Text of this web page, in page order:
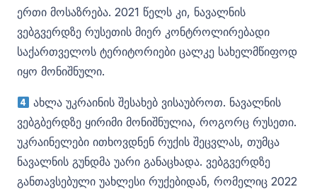
ერთი მოსაზრება. 2021 წელს კი, ნავალნის
ვებგვერდზე რუსეთის მიერ კონტროლირებადი
საქართველოს ტერიტორიები ცალკე სახელმწიფოდ
იყო მონიშნული.
ახლა უკრაინის შესახებ ვისაუბროთ. ნავალნის
ვებგბერდზე ყირიმი მონიშნულია, როგორც რუსეთი.
უკრაინელები ითხოვდნენ რუქის შეცვლას, თუმცა
ნავალნის გუნდმა უარი განაცხადა. ვებგვერდზე
განთავსებული უახლესი რუქებიდან, რომელიც 2022